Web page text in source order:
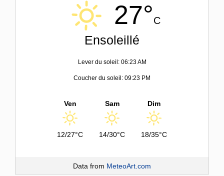
27°C
Ensoleillé
Lever du soleil: 06:23 AM
Coucher du soleil: 09:23 PM
Ven
12/27°C
Sam
14/30°C
Dim
18/35°C
Data from MeteoArt.com